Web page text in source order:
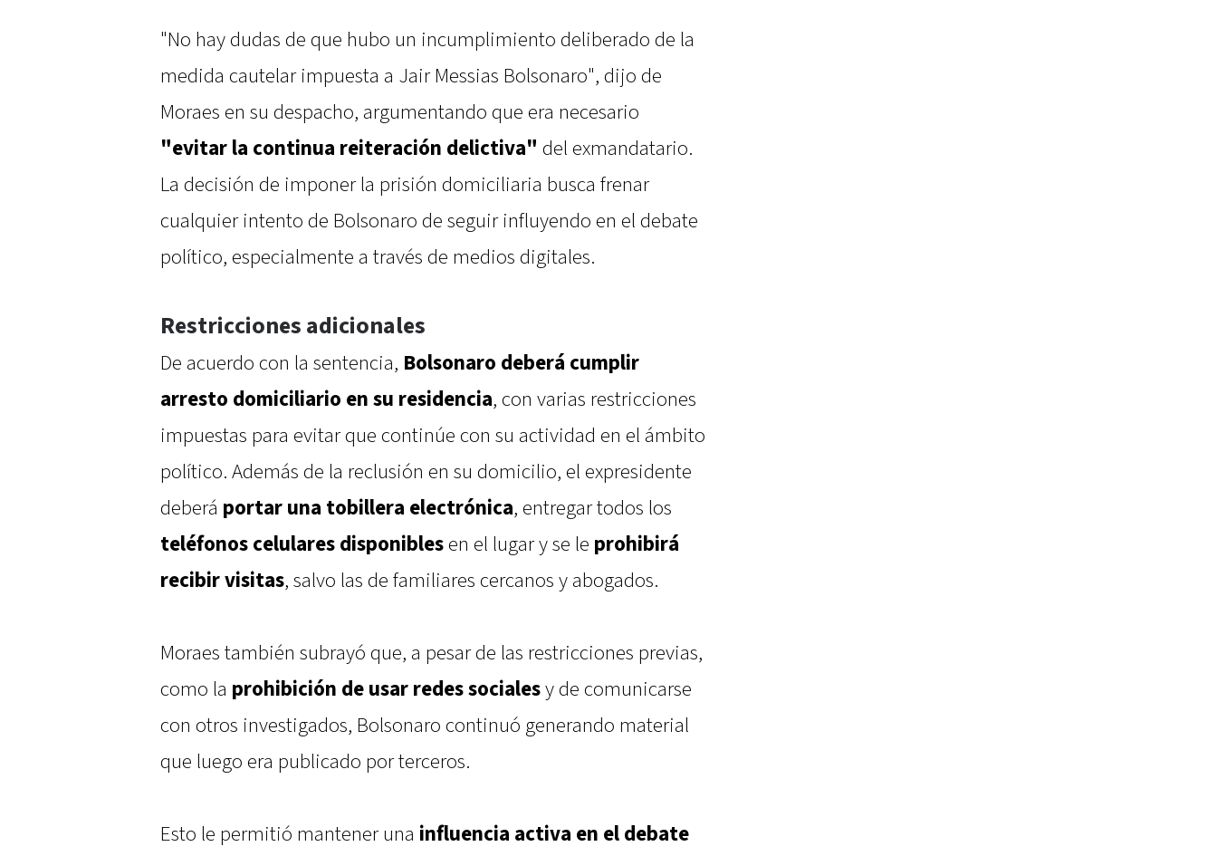
"No hay dudas de que hubo un incumplimiento deliberado de la
medida cautelar impuesta a Jair Messias Bolsonaro", dijo de
Moraes en su despacho, argumentando que era necesario
"evitar la continua reiteración delictiva" del exmandatario.
La decisión de imponer la prisión domiciliaria busca frenar
cualquier intento de Bolsonaro de seguir influyendo en el debate
político, especialmente a través de medios digitales.
Restricciones adicionales
De acuerdo con la sentencia, Bolsonaro deberá cumplir
arresto domiciliario en su residencia, con varias restricciones
impuestas para evitar que continúe con su actividad en el ámbito
político. Además de la reclusión en su domicilio, el expresidente
deberá portar una tobillera electrónica, entregar todos los
teléfonos celulares disponiblesen el lugar y se le prohibirá
recibir visitas, salvo las de familiares cercanos y abogados.
Moraes también subrayó que, a pesar de las restricciones previas,
como la prohibición de usar redes socialesy de comunicarse
con otros investigados, Bolsonaro continuó generando material
que luego era publicado por terceros.
Esto le permitió mantener una influencia activa en el debate